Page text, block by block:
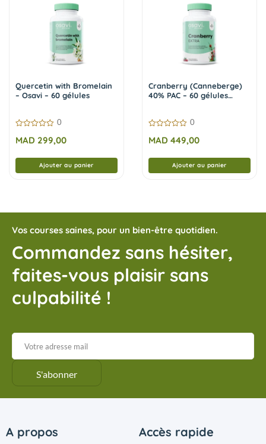
Quercetin with Bromelain
– Osavi – 60 gélules
sur
0
MAD 299,00
Ajouter au panier
Cranberry (Canneberge)
40% PAC – 60 gélules
sur
0
MAD 449,00
Ajouter au panier
Vos courses saines, pour un bien-être quotidien.
Commandez sans hésiter,
faites-vous plaisir sans
culpabilité !
A propos Accès rapide